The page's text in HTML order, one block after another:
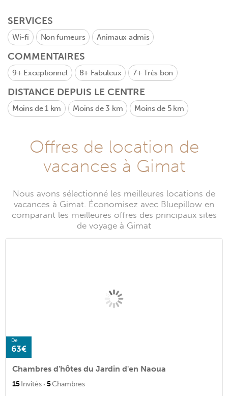
SERVICES
Wi-fi Non fumeurs Animaux admis
COMMENTAIRES
9+ Exceptionnel 8+ Fabuleux 7+Très bon
DISTANCE DEPUIS LE CENTRE
Moins de 1 km Moins de 3 km Moins de 5 km
Offres de location de
vacances à Gimat
Nous avons sélectionné les meilleures locations de
vacances à Gimat. Économisez avec Bluepillow en
comparant les meilleures offres des principaux sites
de voyage à Gimat
De
63€
Chambres d'hôtes du Jardin d'en Naoua
15Invités · 5Chambres